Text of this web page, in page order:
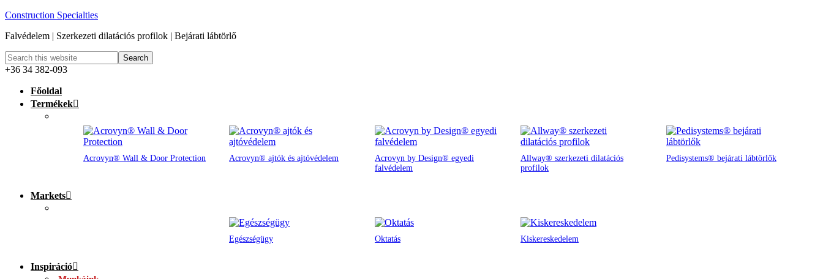
Construction Specialties
Falvédelem | Szerkezeti dilatációs profilok | Bejárati lábtörlő
+36 34 382-093
Főoldal
Termékek
Acrovyn® Wall & Door Protection Acrovyn® ajtók és ajtóvédelem
Acrovyn by Design® egyedi
falvédelem
Allway® szerkezeti dilatációs
profilok
Pedisystems® bejárati lábtörlők
Markets
Egészségügy Oktatás Kiskereskedelem
Inspiráció